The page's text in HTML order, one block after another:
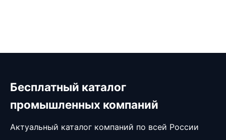
Бесплатный каталог
промышленных компаний
Актуальный каталог компаний по всей России